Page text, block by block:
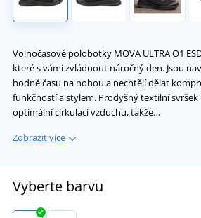
Volnočasové polobotky MOVA ULTRA O1
které s vámi zvládnout náročný den. Jsou
hodně času na nohou a nechtějí dělat
funkčností a stylem. Prodyšný textilní svršek
optimální cirkulaci vzduchu, takže…
Zobrazit více
Vyberte barvu